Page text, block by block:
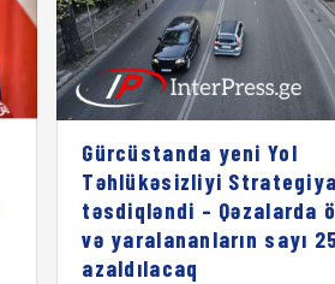
Gürcüstanda yeni Yol
Təhlükəsizliyi
təsdiqləndi – Qəzalarda
və yaralananların sayı
azaldılacaq